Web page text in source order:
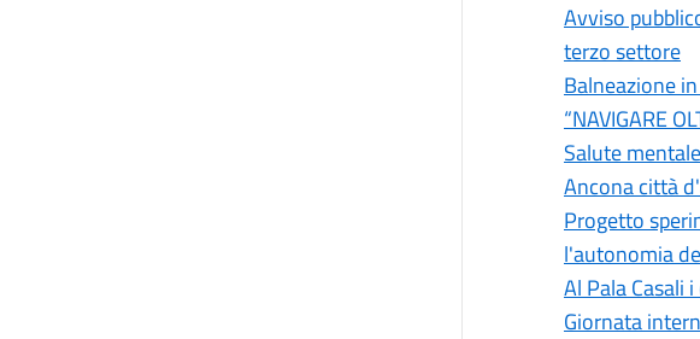
Avviso
terzo settore
Balneazione
“NAVIGARE
Salute
Ancona città
Progetto
l'autonomia
Al Pala Casali
Giornata